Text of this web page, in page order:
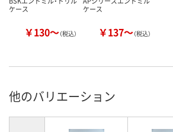
ケース
￥130～（税込）
ケース
￥137～（税込）
他のバリエーション